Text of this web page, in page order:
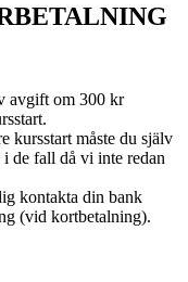
avgift om 300 kr
kursstart måste du själv
de fall då vi inte redan
kontakta din bank
(vid kortbetalning).